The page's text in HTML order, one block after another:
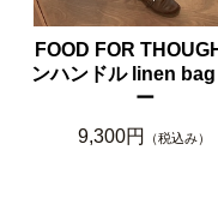
FOOD FOR
ンハンドル linen bag
ー
9,300円
（税込み）